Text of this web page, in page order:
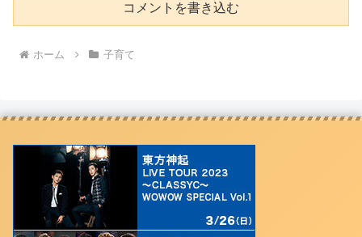
コメントを書き込む
ホーム 子育て